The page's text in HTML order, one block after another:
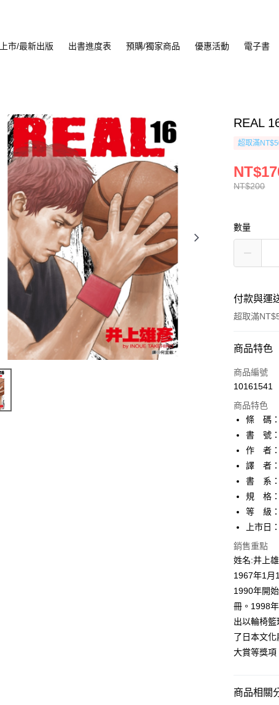
市/最新出版 出書進度表 預購/獨家商品 優惠活動 電子書
REAL
超取滿
NT$200
數量
付款與運
超取滿
付款方式
信用卡一次
AFTEE先
相關說明
AFTEE先享
便利好安心
１．簡單
２．便利
３．安心：
１．於結帳
付」結帳頁
２．訂單成
３．收到繳
／ATM／網
※ 請注意：
絡購買商
先享後付繳
※ 交易是否
付客戶支援
交易，需依
求債權轉讓
ATM付款
運送方式
全家取貨付
每筆
付款後全家
每筆
萊爾富取貨
每筆
付款後萊爾
每筆NT$80
每筆NT$80
商品特色
商品編號
10161541
商品特色
條 碼：
書 號：
作 者：
譯 者
書 系：
規 格：
等 級
上市日
銷售重點
姓名:井上
1967年1月
1990年開
冊。1998
出以輪椅
了日本文
大賞等獎項
商品相關